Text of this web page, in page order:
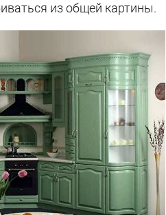
из общей картины.